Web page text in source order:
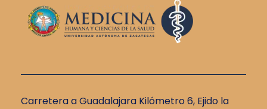
Carretera a Guadalajara Kilómetro 6, Ejido la